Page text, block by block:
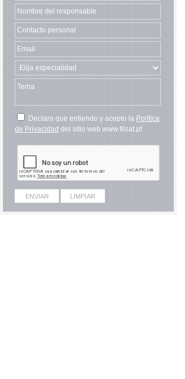
Declaro que entiendo y acepto la Política
de Privacidad del sitio web www.filsat.pt